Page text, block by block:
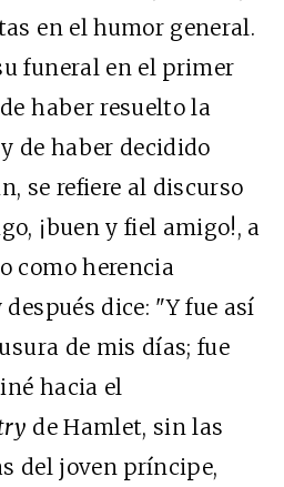
en el humor general.
funeral en el primer
haber resuelto la
de haber decidido
se refiere al discurso
¡buen y fiel amigo!, a
como herencia
dice: "Y fue así
de mis días; fue
hacia el
de Hamlet, sin las
del joven príncipe,